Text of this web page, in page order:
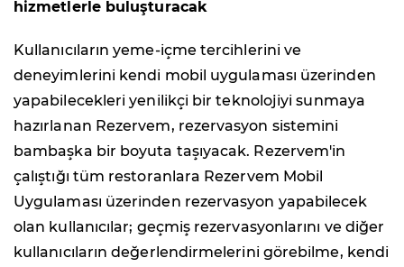
hizmetlerle buluşturacak
Kullanıcıların yeme-içme tercihlerini ve
deneyimlerini kendi mobil uygulaması üzerinden
yapabilecekleri yenilikçi bir teknolojiyi sunmaya
hazırlanan Rezervem, rezervasyon sistemini
bambaşka bir boyuta taşıyacak. Rezervem'in
çalıştığı tüm restoranlara Rezervem Mobil
Uygulaması üzerinden rezervasyon yapabilecek
olan kullanıcılar; geçmiş rezervasyonlarını ve diğer
kullanıcıların değerlendirmelerini görebilme, kendi